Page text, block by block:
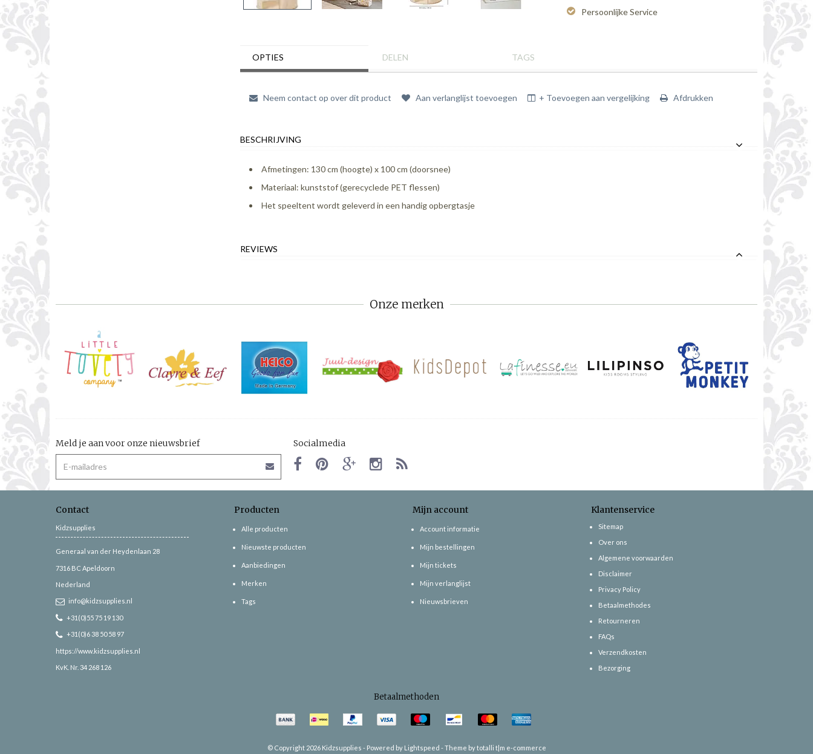
Persoonlijke Service
OPTIES DELEN TAGS
Neem contact op over dit product Aan verlanglijst toevoegen + Toevoegen aan vergelijking Afdrukken
BESCHRIJVING
Afmetingen: 130 cm (hoogte) x 100 cm (doorsnee)
Materiaal: kunststof (gerecyclede PET flessen)
Het speeltent wordt geleverd in een handig opbergtasje
REVIEWS
Onze merken
Meld je aan voor onze nieuwsbrief Socialmedia
Contact
Kidzsupplies
Generaal van der Heydenlaan 28
7316 BC Apeldoorn
Nederland
info@kidzsupplies.nl
+31(0)55 75 19 130
+31(0)6 38 50 58 97
https://www.kidzsupplies.nl
KvK. Nr. 34 268 126
Producten
Alle producten
Nieuwste producten
Aanbiedingen
Merken
Tags
Mijn account
Account informatie
Mijn bestellingen
Mijn tickets
Mijn verlanglijst
Nieuwsbrieven
Klantenservice
Sitemap
Over ons
Algemene voorwaarden
Disclaimer
Privacy Policy
Betaalmethodes
Retourneren
FAQs
Verzendkosten
Bezorging
Betaalmethoden
© Copyright 2026 Kidzsupplies - Powered by Lightspeed -Theme by totalli t|m e-commerce